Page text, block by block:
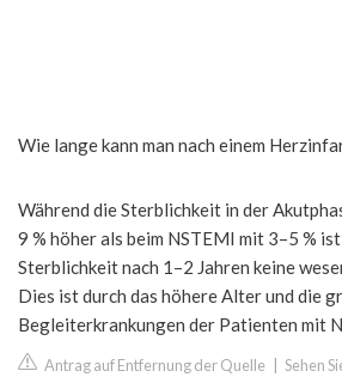
Wie lange kann man nach einem
Während die Sterblichkeit in der
9 % höher als beim NSTEMI mit 3–5 %
Sterblichkeit nach 1–2 Jahren keine
Dies ist durch das höhere Alter und die
Begleiterkrankungen der Patienten mit
Antrag auf Entfernung der Quelle Sehen